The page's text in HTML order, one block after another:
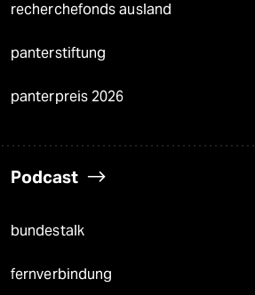
recherchefonds ausland
panterstiftung
panterpreis 2026
Podcast
bundestalk
fernverbindung